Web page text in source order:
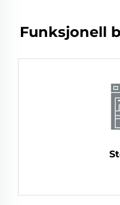
Funksjonell